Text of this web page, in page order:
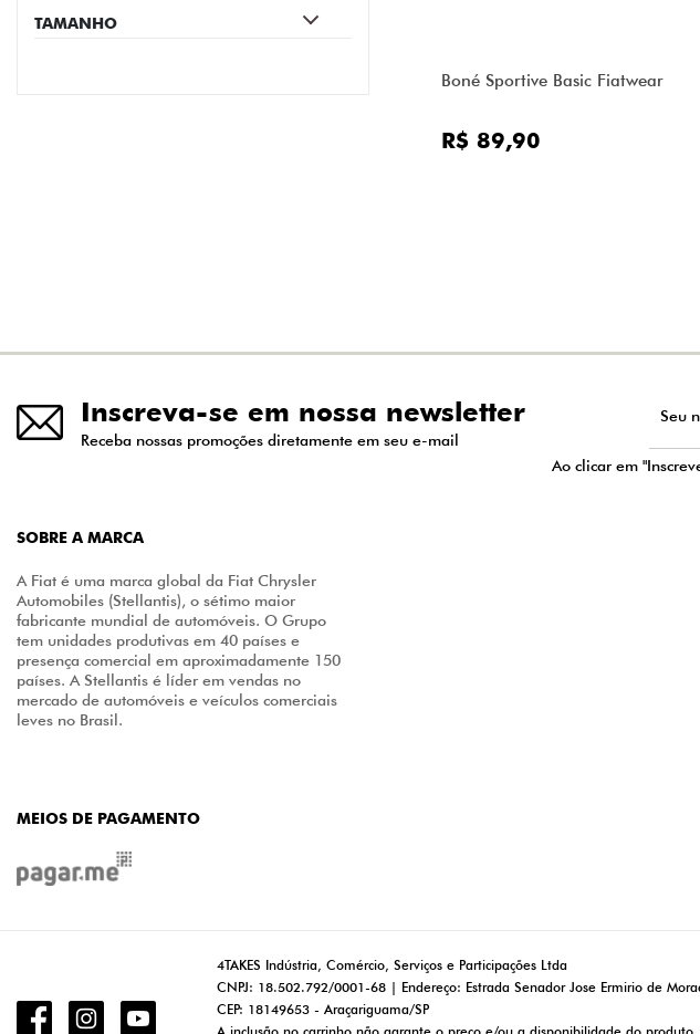
TAMANHO
Boné Sportive Basic Fiatwear
R$ 89,90
Inscreva-se em nossa newsletter
Receba nossas promoções diretamente em seu e-mail
Ao clicar em
SOBRE A MARCA
A Fiat é uma marca global da Fiat Chrysler
Automobiles (Stellantis), o sétimo maior
fabricante mundial de automóveis. O Grupo
tem unidades produtivas em 40 países e
presença comercial em aproximadamente 150
países. A Stellantis é líder em vendas no
mercado de automóveis e veículos comerciais
leves no Brasil.
MEIOS DE PAGAMENTO
4TAKES Indústria, Comércio, Serviços e Participações Ltda
CNPJ: 18.502.792/0001-68 | Endereço: Estrada Senador Jose Ermirio de
CEP: 18149653 - Araçariguama/SP